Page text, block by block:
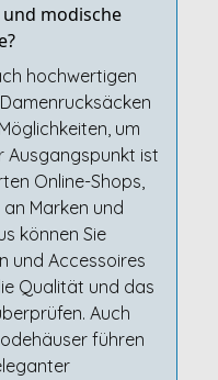
modische
hochwertigen
um
Ausgangspunkt ist
Online-Shops,
Marken und
können Sie
und Accessoires
Qualität und das
Auch
führen